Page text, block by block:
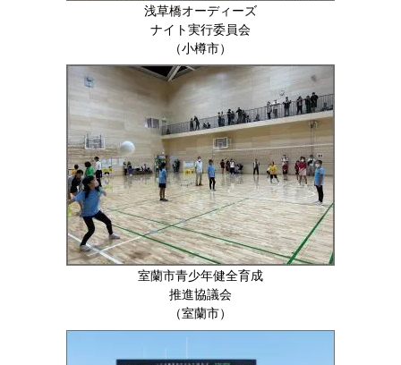
浅草橋オーディーズ
ナイト実行委員会
（小樽市）
室蘭市青少年健全育成
推進協議会
（室蘭市）